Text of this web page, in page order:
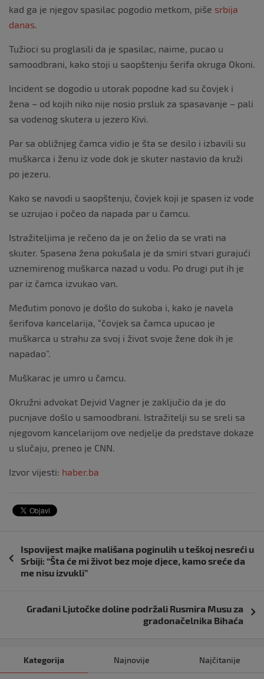
kad ga je njegov spasilac pogodio metkom, piše srbija
danas
Tužioci su proglasili da je spasilac, naime, pucao u
samoodbrani, kako stoji u saopštenju šerifa okruga Okoni.
Incident se dogodio u utorak popodne kad su čovjek i
žena – od kojih niko nije nosio prsluk za spasavanje – pali
sa vodenog skutera u jezero Kivi.
Par sa obližnjeg čamca vidio je šta se desilo i izbavili su
muškarca i ženu iz vode dok je skuter nastavio da kruži
po jezeru.
Kako se navodi u saopštenju, čovjek koji je spasen iz vode
se uzrujao i počeo da napada par u čamcu.
Istražiteljima je rečeno da je on želio da se vrati na
skuter. Spasena žena pokušala je da smiri stvari gurajući
uznemirenog muškarca nazad u vodu. Po drugi put ih je
par iz čamca izvukao van.
Međutim ponovo je došlo do sukoba i, kako je navela
šerifova kancelarija, “čovjek sa čamca upucao je
muškarca u strahu za svoj i život svoje žene dok ih je
napadao”.
Muškarac je umro u čamcu.
Okružni advokat Dejvid Vagner je zaključio da je do
pucnjave došlo u samoodbrani. Istražitelji su se sreli sa
njegovom kancelarijom ove nedjelje da predstave dokaze
u slučaju, preneo je CNN.
Izvor vijesti: haber.ba
objava
Ispovijest majke mališana poginulih u teškoj nesreći u
Srbiji: “Šta će mi život bez moje djece, kamo sreće da
me nisu izvukli”
Građani Ljutočke doline podržali Rusmira Musu za
gradonačelnika Bihaća
Kategorija Najnovije Najčitanije